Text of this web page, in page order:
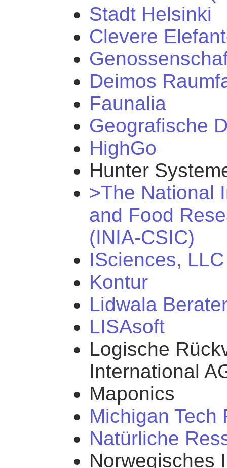
Stadt Helsinki
Clevere
Deimos
Faunalia
Geografische
HighGo
Hunter
>The National
and Food
(INIA-CSIC)
ISciences, LLC
Kontur
Lidwala
LISAsoft
Logische
International
Maponics
Michigan Tech
Natürliche
Norwegisches